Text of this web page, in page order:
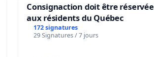
Consignaction doit être réservée
aux résidents du Québec
172 signatures
29 Signatures / 7 jours